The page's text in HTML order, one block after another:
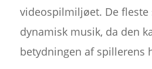
videospilmiljøet. De
dynamisk musik, da den
betydningen af spillerens